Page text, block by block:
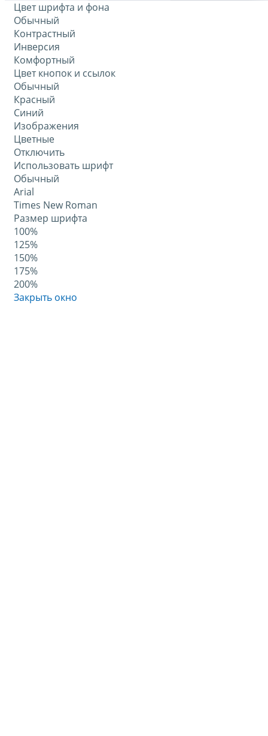
Цвет шрифта и фона
Обычный
Контрастный
Инверсия
Комфортный
Цвет кнопок и ссылок
Обычный
Красный
Синий
Изображения
Цветные
Отключить
Использовать шрифт
Обычный
Arial
Times New Roman
Размер шрифта
100%
125%
150%
175%
200%
Закрыть окно